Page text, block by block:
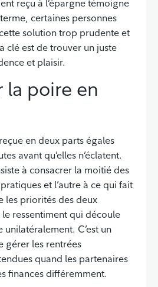
reçu à l’épargne témoigne
certaines personnes
solution trop prudente et
clé est de trouver un juste
et plaisir.
la poire en
en deux parts égales
avant qu’elles n’éclatent.
à consacrer la moitié des
et l’autre à ce qui fait
les priorités des deux
ressentiment qui découle
unilatéralement. C’est un
gérer les rentrées
quand les partenaires
finances différemment.